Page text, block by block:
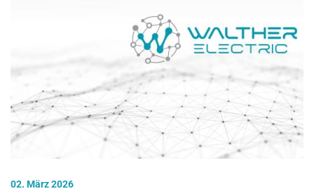
02. März 2026